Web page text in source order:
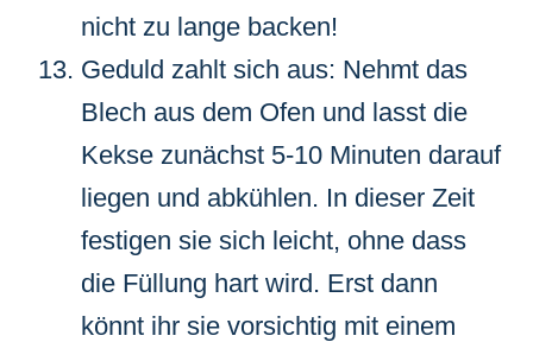
nicht zu lange backen!
Geduld zahlt sich aus: Nehmt das
Blech aus dem Ofen und lasst die
Kekse zunächst 5-10 Minuten darauf
liegen und abkühlen. In dieser Zeit
festigen sie sich leicht, ohne dass
die Füllung hart wird. Erst dann
könnt ihr sie vorsichtig mit einem